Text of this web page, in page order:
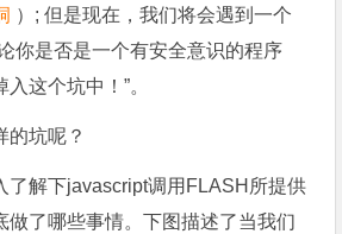
）; 但是现在，我们将会遇到一个
你是否是一个有安全意识的程序
这个坑中！”。
的坑呢？
了解下javascript调用FLASH所提供
做了哪些事情。下图描述了当我们